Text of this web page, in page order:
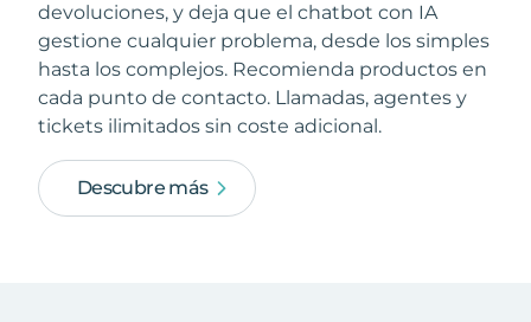
devoluciones, y deja que el chatbot con IA
gestione cualquier problema, desde los simples
hasta los complejos. Recomienda productos en
cada punto de contacto. Llamadas, agentes y
tickets ilimitados sin coste adicional.
Descubre más